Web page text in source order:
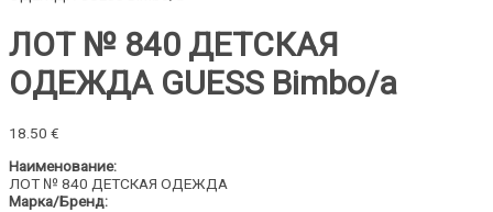
ЛОТ № 840 ДЕТСКАЯ
ОДЕЖДА GUESS Bimbo/a
18.50 €
Наименование:
ЛОТ № 840 ДЕТСКАЯ ОДЕЖДА
Марка/Бренд: